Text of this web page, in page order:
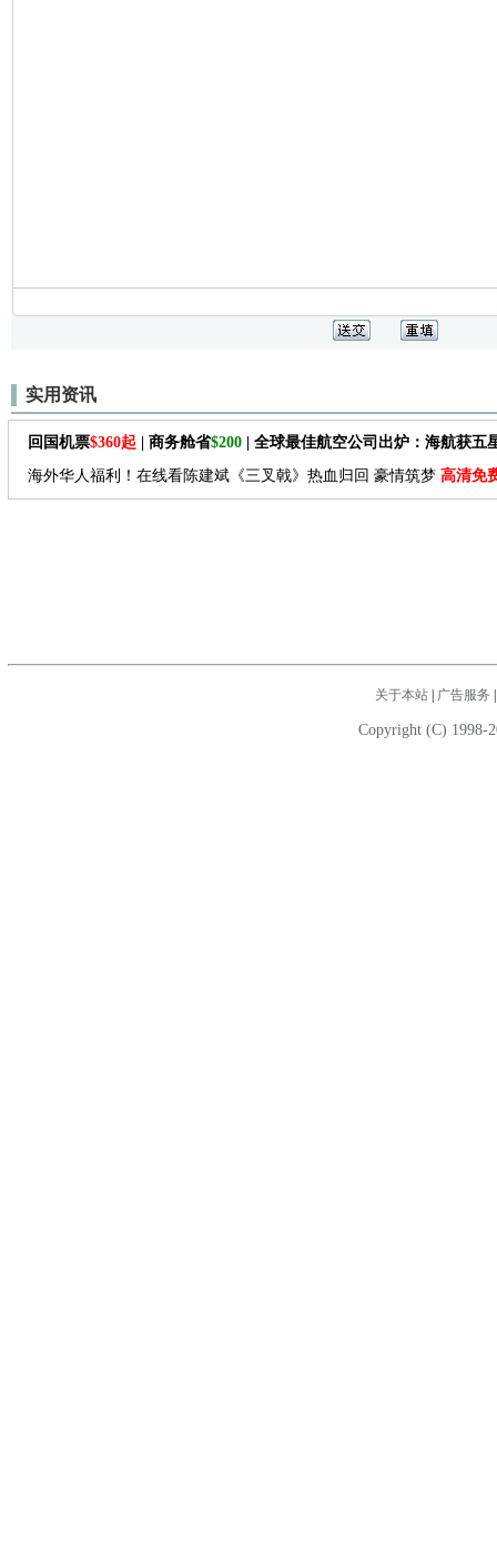
实用资讯
回国机票$360起 | 商务舱省$200 | 全球最佳航空公司出炉：海航获五
海外华人福利！在线看陈建斌《三叉戟》热血归回 豪情筑梦 高清免
关于本站| 广告服务
Copyright (C) 1998-